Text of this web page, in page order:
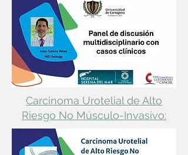
Carcinoma Urotelial de Alto
Riesgo No Músculo-Invasivo: